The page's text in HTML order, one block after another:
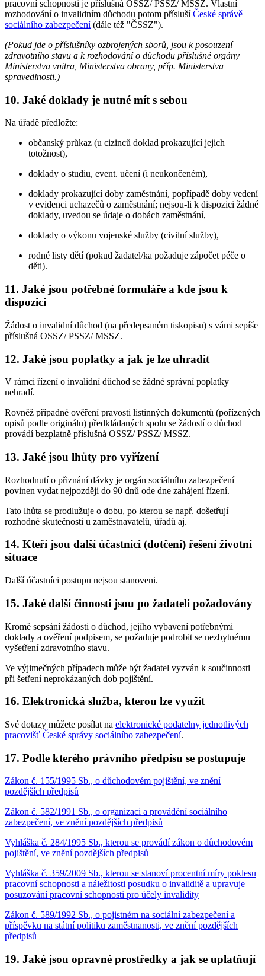
pracovní schopnosti je příslušná OSSZ/ PSSZ/ MSSZ. Vlastní
rozhodování o invalidním důchodu potom příslušíČeské správě
sociálního zabezpečení(dále též "ČSSZ").
(Pokud jde o příslušníky ozbrojených sborů, jsou k posouzení
zdravotního stavu a k rozhodování o důchodu příslušné orgány
Ministerstva vnitra, Ministerstva obrany, příp. Ministerstva
spravedlnosti.)
10. Jaké doklady je nutné mít s sebou
Na úřadě předložte:
občanský průkaz (u cizinců doklad prokazující jejich
totožnost),
doklady o studiu, event. učení (i neukončeném),
doklady prokazující doby zaměstnání, popřípadě doby vedení
v evidenci uchazečů o zaměstnání; nejsou-li k dispozici žádné
doklady, uvedou se údaje o dobách zaměstnání,
doklady o výkonu vojenské služby (civilní služby),
rodné listy dětí (pokud žadatel/ka požaduje zápočet péče o
děti).
11. Jaké jsou potřebné formuláře a kde jsou k
dispozici
Žádost o invalidní důchod (na předepsaném tiskopisu) s vámi sepíše
příslušná OSSZ/ PSSZ/ MSSZ.
12. Jaké jsou poplatky a jak je lze uhradit
V rámci řízení o invalidní důchod se žádné správní poplatky
nehradí.
Rovněž případné ověření pravosti listinných dokumentů (pořízených
opisů podle originálu) předkládaných spolu se žádostí o důchod
provádí bezplatně příslušná OSSZ/ PSSZ/ MSSZ.
13. Jaké jsou lhůty pro vyřízení
Rozhodnutí o přiznání dávky je orgán sociálního zabezpečení
povinen vydat nejpozději do 90 dnů ode dne zahájení řízení.
Tato lhůta se prodlužuje o dobu, po kterou se např. došetřují
rozhodné skutečnosti u zaměstnavatelů, úřadů aj.
14. Kteří jsou další účastníci (dotčení) řešení životní
situace
Další účastníci postupu nejsou stanoveni.
15. Jaké další činnosti jsou po žadateli požadovány
Kromě sepsání žádosti o důchod, jejího vybavení potřebnými
doklady a ověření podpisem, se požaduje podrobit se nezbytnému
vyšetření zdravotního stavu.
Ve výjimečných případech může být žadatel vyzván k součinnosti
při šetření neprokázaných dob pojištění.
16. Elektronická služba, kterou lze využít
Své dotazy můžete posílat na elektronické podatelny jednotlivých
pracovišť České správy sociálního zabezpečení.
17. Podle kterého právního předpisu se postupuje
Zákon č. 155/1995 Sb., o důchodovém pojištění, ve znění
pozdějších předpisů
Zákon č. 582/1991 Sb., o organizaci a provádění sociálního
zabezpečení, ve znění pozdějších předpisů
Vyhláška č. 284/1995 Sb., kterou se provádí zákon o důchodovém
pojištění, ve znění pozdějších předpisů
Vyhláška č. 359/2009 Sb., kterou se stanoví procentní míry poklesu
pracovní schopnosti a náležitosti posudku o invaliditě a upravuje
posuzování pracovní schopnosti pro účely invalidity
Zákon č. 589/1992 Sb., o pojistném na sociální zabezpečení a
příspěvku na státní politiku zaměstnanosti, ve znění pozdějších
předpisů
19. Jaké jsou opravné prostředky a jak se uplatňují